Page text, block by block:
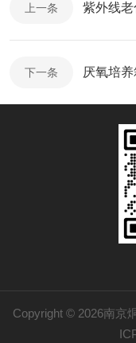
上一条 紫外线
下一条 厌氧培
Copyright © 2026南京